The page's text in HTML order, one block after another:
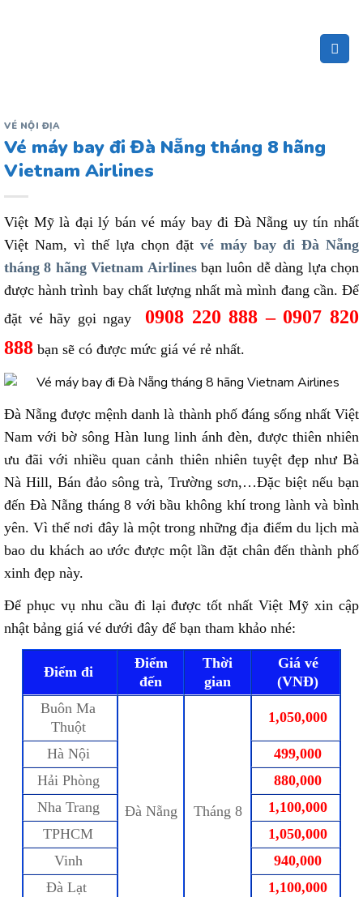
VÉ NỘI ĐỊA
Vé máy bay đi Đà Nẵng tháng 8 hãng
Vietnam Airlines
Việt Mỹ là đại lý bán vé máy bay đi Đà Nẵng uy tín nhất
Việt Nam, vì thế lựa chọn đặt vé máy bay đi Đà Nẵng
tháng 8 hãng Vietnam Airlinesbạn luôn dễ dàng lựa chọn
được hành trình bay chất lượng nhất mà mình đang cần. Để
đặt vé hãy gọi ngay 0908 220 888 – 0907 820
888 bạn sẽ có được mức giá vé rẻ nhất.
Đà Nẵng được mệnh danh là thành phố đáng sống nhất Việt
Nam với bờ sông Hàn lung linh ánh đèn, được thiên nhiên
ưu đãi với nhiều quan cảnh thiên nhiên tuyệt đẹp như Bà
Nà Hill, Bán đảo sông trà, Trường sơn,…Đặc biệt nếu bạn
đến Đà Nẵng tháng 8 với bầu không khí trong lành và bình
yên. Vì thế nơi đây là một trong những địa điểm du lịch mà
bao du khách ao ước được một lần đặt chân đến thành phố
xinh đẹp này.
Để phục vụ nhu cầu đi lại được tốt nhất Việt Mỹ xin cập
nhật bảng giá vé dưới đây để bạn tham khảo nhé:
Điểm đi
Điểm
đến
Thời
gian
Giá vé
(VNĐ)
Buôn Ma
Thuột
Đà Nẵng Tháng 8
1,050,000
Hà Nội
499,000
Hải Phòng
880,000
Nha Trang
1,100,000
TPHCM
1,050,000
Vinh
940,000
Đà Lạt
1,100,000